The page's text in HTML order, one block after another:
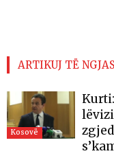
ARTIKUJ TË
Kosovë